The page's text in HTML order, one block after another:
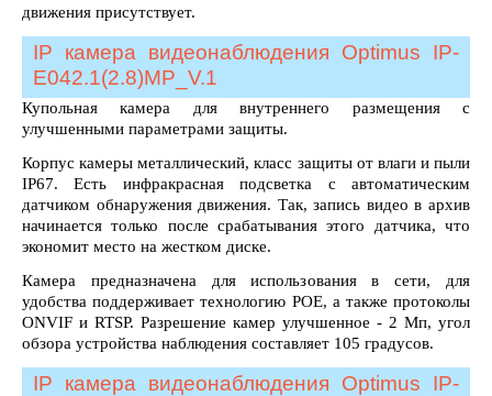
движения присутствует.
IP камера видеонаблюдения Optimus IP-
E042.1(2.8)MP_V.1
Купольная камера для внутреннего размещения с
улучшенными параметрами защиты.
Корпус камеры металлический, класс защиты от влаги и пыли
IP67. Есть инфракрасная подсветка с автоматическим
датчиком обнаружения движения. Так, запись видео в архив
начинается только после срабатывания этого датчика, что
экономит место на жестком диске.
Камера предназначена для использования в сети, для
удобства поддерживает технологию POE, а также протоколы
ONVIF и RTSP. Разрешение камер улучшенное - 2 Мп, угол
обзора устройства наблюдения составляет 105 градусов.
IP камера видеонаблюдения Optimus IP-